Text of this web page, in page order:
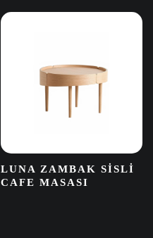
LUNA ZAMBAK SISLI
CAFE MASASI